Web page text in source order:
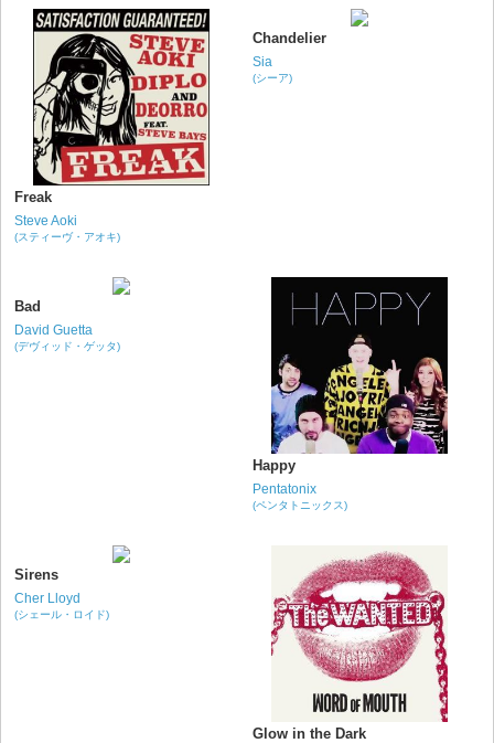
Freak
Steve Aoki
(スティーヴ・アオキ)
Chandelier
Sia
(シーア)
Bad
David Guetta
(デヴィッド・ゲッタ)
Happy
Pentatonix
(ペンタトニックス)
Sirens
Cher Lloyd
(シェール・ロイド)
Glow in the Dark